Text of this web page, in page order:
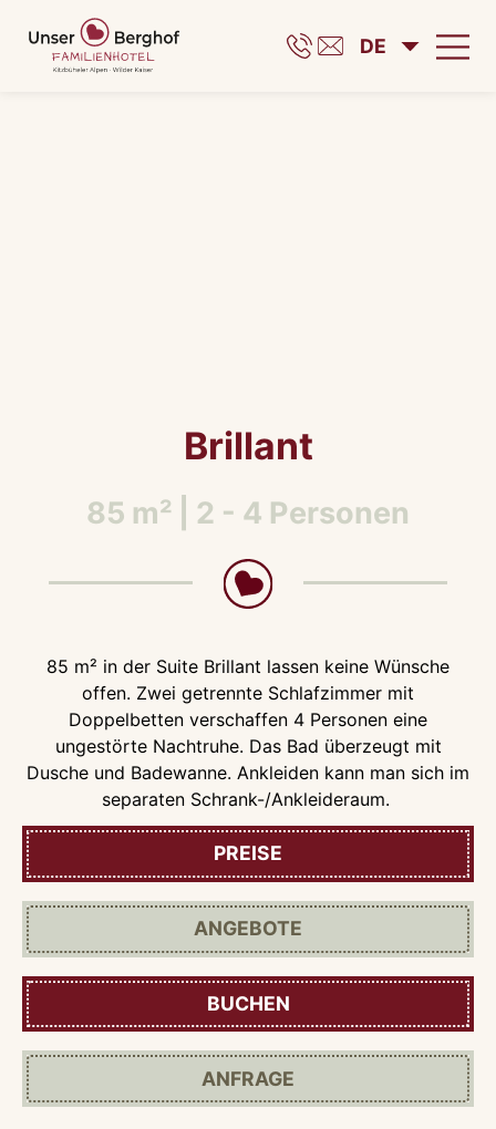
Brillant
85 m² | 2 - 4 Personen
85 m² in der Suite Brillant lassen keine Wünsche
offen. Zwei getrennte Schlafzimmer mit
Doppelbetten verschaffen 4 Personen eine
ungestörte Nachtruhe. Das Bad überzeugt mit
Dusche und Badewanne. Ankleiden kann man sich im
separaten Schrank-/Ankleideraum.
PREISE
ANGEBOTE
BUCHEN
ANFRAGE
DE